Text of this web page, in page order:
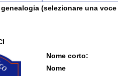
(selezionare una
Nome corto:
Nome